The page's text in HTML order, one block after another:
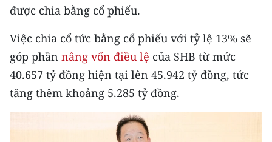
Media Kinh tế
Media Văn hóa
Media Xã hội
Media Pháp luật
được chia bằng cổ phiếu.
Việc chia cổ tức bằng cổ phiếu với tỷ lệ 13% sẽ
góp phần nâng vốn điều lệ của SHB từ mức
40.657 tỷ đồng hiện tại lên 45.942 tỷ đồng, tức
tăng thêm khoảng 5.285 tỷ đồng.